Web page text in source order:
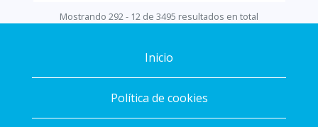
Mostrando 292 - 12 de 3495 resultados en total
Inicio
Política de cookies